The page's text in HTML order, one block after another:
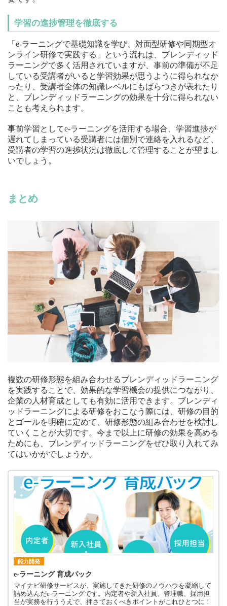
学習の進捗管理を徹底する
「e-ラーニングで基礎知識を学び、対面型研修や同期型オ
ンライン研修で実践する」という流れは、ブレンディッド
ラーニングで多く活用されていますが、事前の準備が不足
している受講者がいると学習効果が思うように得られなか
ったり、受講者全体の知識レベルにもばらつきが表れたり
と、ブレンディッドラーニングの効果を十分に得られない
ことも考えられます。
事前学習としてe-ラーニングを活用する場合、学習進捗が
遅れてしまっている受講者には個別で連絡を入れるなど、
受講者の学習の進捗状況は徹底して管理することが望まし
いでしょう。
まとめ
複数の研修形態を組み合わせるブレンディッドラーニング
を実践することで、効果的な学習機会の提供につながり、
企業の人材育成としても有効に活用できます。ブレンディ
ッドラーニングによる研修をおこなう際には、研修の目的
とゴールを明確に定めて、研修形態の組み合わせを検討し
ていくことが大切です。今まで以上に研修の効果を高める
ためにも、ブレンディッドラーニングをぜひ取り入れてみ
てはいかがでしょうか。
能力開発
e-ラーニング 育成パック
マイナビ研修サービスが、実施してきた研修のノウハウを凝縮して
詰め込んだe-ラーニングです。内定者や新入社員、管理職、採用担
当が実務を行ううえで、押さておくべきポイントがこれひとつに！